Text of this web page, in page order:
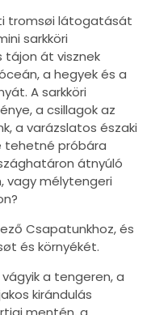
tromsøi látogatását
sarkköri
tájon át visznek
a hegyek és a
A sarkköri
a csillagok az
a varázslatos északi
tehetné próbára
átnyúló
vagy mélytengeri
Csapatunkhoz, és
és környékét.
a tengeren, a
kirándulás